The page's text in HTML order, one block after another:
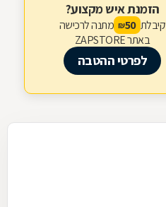
הזמנת איש מקצוע?
קיבלת 50
₪ מתנה לרכישה
באתר ZAPSTORE
לפרטי ההטבה